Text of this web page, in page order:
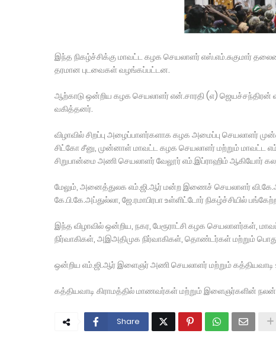
இந்த நிகழ்ச்சிக்கு மாவட்ட கழக செயலாளர் எஸ்.எம்.சுகுமார்
தரமான புடவைகள் வழங்கப்பட்டன.
ஆற்காடு ஒன்றிய கழக செயலாளர் என்.சாரதி (எ) ஜெயச்சந்திரன்
வகித்தனர்.
விழாவில் சிறப்பு அழைப்பாளர்களாக கழக அமைப்பு செயலாளர்
சிட்கோ சீனு, முன்னாள் மாவட்ட கழக செயலாளர் மற்றும் மாவட்ட
சிறுபான்மை அணி செயலாளர் வேலூர் எம்.இப்ராஹிம் ஆகியோர்
மேலும், அனைத்துலக எம்.ஜி.ஆர் மன்ற இணைச் செயலாளர்
கே.பி.கே.அப்துல்லா, ஜே.ரமாபிரபா உள்ளிட்டோர் நிகழ்ச்சியில்
இந்த விழாவில் ஒன்றிய, நகர, பேரூராட்சி கழக செயலாளர்கள்,
நிர்வாகிகள், அஇஅதிமுக நிர்வாகிகள், தொண்டர்கள் மற்றும்
ஒன்றிய எம்.ஜி.ஆர் இளைஞர் அணி செயலாளர் மற்றும்
கத்தியவாடி கிராமத்தில் மாணவர்கள் மற்றும் இளைஞர்களின் நலன்
Share